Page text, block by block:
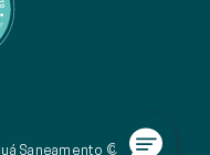
Saneamento © 2026.